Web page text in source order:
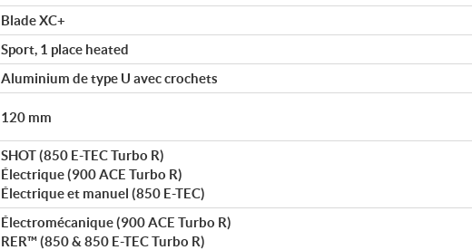
Blade XC+
Sport, 1 place heated
Aluminium de type U avec crochets
120 mm
SHOT (850 E-TEC Turbo R)
Électrique (900 ACE Turbo R)
Électrique et manuel (850 E-TEC)
Électromécanique (900 ACE Turbo R)
RER™ (850 & 850 E-TEC Turbo R)